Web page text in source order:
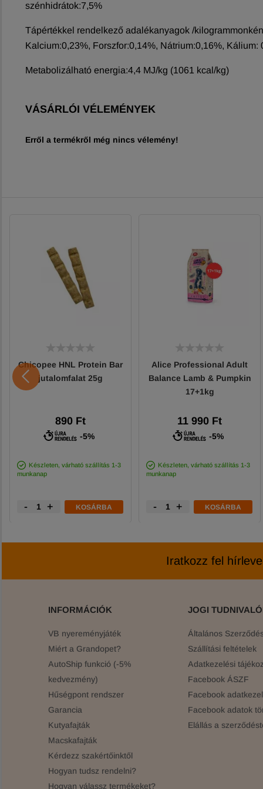
szénhidrátok:7,5%
Tápértékkel rendelkező adalékanyagok /
Kalcium:0,23%, Forszfor:0,14%, Nátrium:0,16%,
Metabolizálható energia:4,4 MJ/kg (1061 kcal/kg)
VÁSÁRLÓI VÉLEMÉNYEK
Erről a termékről még nincs vélemény!
Chicopee HNL Protein Bar
jutalomfalat 25g
890 Ft
-5%
Készleten, várható szállítás 1-3
munkanap
- + KOSÁRBA
Alice Professional Adult
Balance Lamb & Pumpkin
17+1kg
11 990 Ft
-5%
Készleten, várható szállítás 1-3
munkanap
- + KOSÁRBA
Iratkozz fel
INFORMÁCIÓK
VB nyereményjáték
Miért a Grandopet?
AutoShip funkció (-5%
kedvezmény)
Hűségpont rendszer
Garancia
Kutyafajták
Macskafajták
Kérdezz szakértőinktől
Hogyan tudsz rendelni?
Hogyan válassz termékeket?
JOGI
Általános
Szállítási feltételek
Adatkezelési
Facebook ÁSZF
Facebook
Facebook adatok
Elállás a